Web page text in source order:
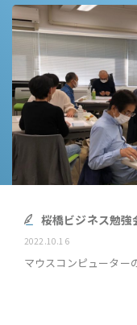
桜橋ビジネス勉強
2022.10.16
マウスコンピューター